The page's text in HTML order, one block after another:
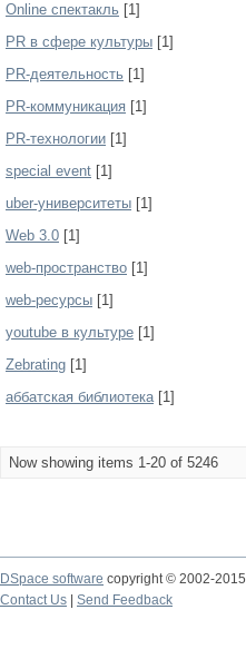
Online спектакль [1]
PR в сфере культуры [1]
PR-деятельность [1]
PR-коммуникация [1]
PR-технологии [1]
special event [1]
uber-университеты [1]
Web 3.0 [1]
web-пространство [1]
web-ресурсы [1]
youtube в культуре [1]
Zebrating [1]
аббатская библиотека[1]
Now showing items 1-20 of 5246
DSpace software copyright © 2002-2015
Contact Us
Send Feedback